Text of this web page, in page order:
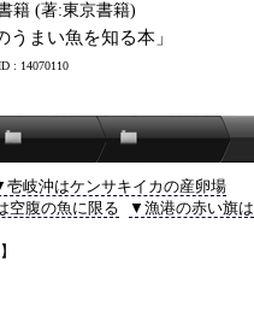
籍 (著:東京書籍)
うまい魚を知る本」
: 14070110
壱岐沖はケンサキイカの産卵場
空腹の魚に限る
▼漁港の赤い旗は